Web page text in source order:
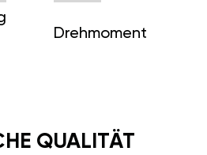
Drehmoment
QUALITÄT